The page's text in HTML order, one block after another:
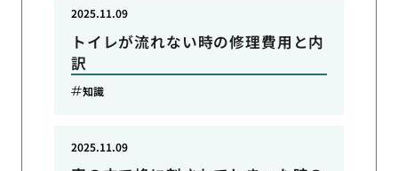
トイレが流れない時の修理費用と内
訳
2025.11.09
知識
2025.11.09